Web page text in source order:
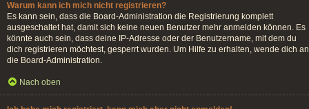
Warum kann ich mich nicht registrieren?
Es kann sein, dass die Board-Administration die Registrierung komplett
ausgeschaltet hat, damit sich keine neuen Benutzer mehr anmelden können. Es
könnte auch sein, dass deine IP-Adresse oder der Benutzername, mit dem du
dich registrieren möchtest, gesperrt wurden. Um Hilfe zu erhalten, wende dich an
die Board-Administration.
Nach oben